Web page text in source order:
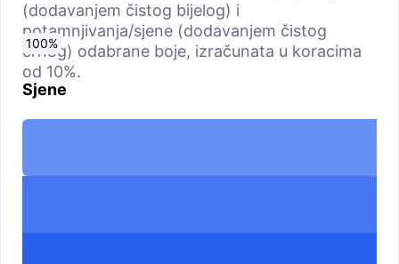
(dodavanjem čistog bijelog) i
potamnjivanja/sjene (dodavanjem čistog
crnog) odabrane boje, izračunata u koracima
od 10%.
Sjene
0%
10%
20%
30%
40%
50%
60%
70%
80%
90%
100%